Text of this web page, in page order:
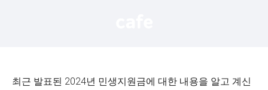
최근 발표된 2024년 민생지원금에 대한 내용을 알고 계신